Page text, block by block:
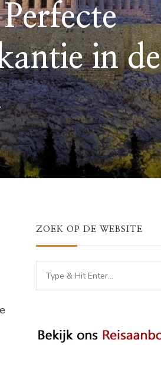
in de
ZOEK OP DE WEBSITE
Looking
for